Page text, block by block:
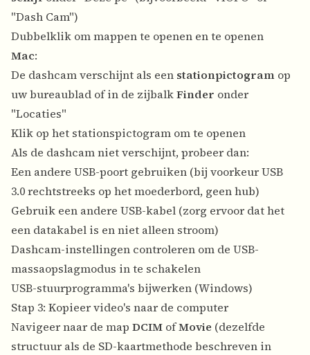
"Dash Cam")
Dubbelklik om mappen te openen en te openen
Mac:
De dashcam verschijnt als een stationpictogram op
uw bureaublad of in de zijbalkFinder onder
"Locaties"
Klik op het stationspictogram om te openen
Als de dashcam niet verschijnt, probeer dan:
Een andere USB-poort gebruiken (bij voorkeur USB
3.0 rechtstreeks op het moederbord, geen hub)
Gebruik een andere USB-kabel (zorg ervoor dat het
een datakabel is en niet alleen stroom)
Dashcam-instellingen controleren om de USB-
massaopslagmodus in te schakelen
USB-stuurprogramma's bijwerken (Windows)
Stap 3: Kopieer video's naar de computer
Navigeer naar de map DCIM ofMovie (dezelfde
structuur als de SD-kaartmethode beschreven in